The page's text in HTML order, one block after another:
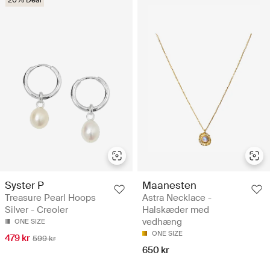
Syster P
Treasure Pearl Hoops
Silver - Creoler
ONE SIZE
479 kr 599 kr
Maanesten
Astra Necklace -
Halskæder med
vedhæng
ONE SIZE
650 kr